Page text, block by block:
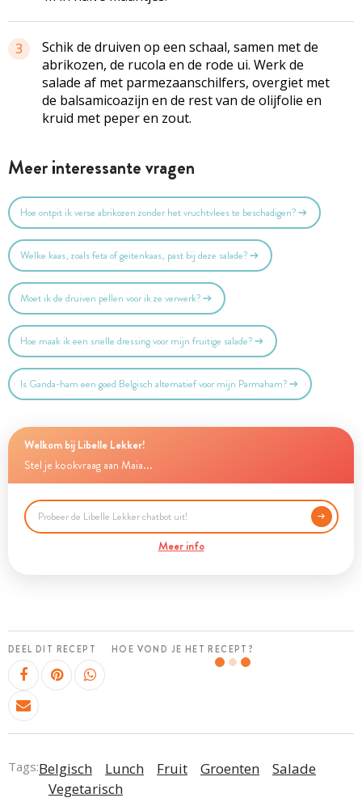
3
Schik de druiven op een schaal, samen met de
abrikozen, de rucola en de rode ui. Werk de
salade af met parmezaanschilfers, overgiet met
de balsamicoazijn en de rest van de olijfolie en
kruid met peper en zout.
Meer interessante vragen
Hoe ontpit ik verse abrikozen zonder het vruchtvlees te beschadigen?
Welke kaas, zoals feta of geitenkaas, past bij deze salade?
Moet ik de druiven pellen voor ik ze verwerk?
Hoe maak ik een snelle dressing voor mijn fruitige salade?
Is Ganda-ham een goed Belgisch alternatief voor mijn Parmaham?
Welkom bij Libelle Lekker!
Stel je kookvraag aan Maia...
Meer info
DEEL DIT RECEPT HOE VOND JE HET RECEPT?
Tags:Belgisch Lunch Fruit Groenten
Salade
Vegetarisch